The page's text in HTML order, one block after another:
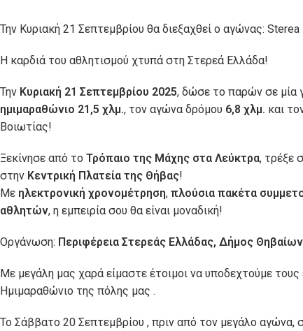
Την Κυριακή 21 Σεπτεμβρίου θα διεξαχθεί ο αγώνας:
Η καρδιά του αθλητισμού χτυπά στη Στερεά Ελλάδα!
Την Κυριακή 21 Σεπτεμβρίου 2025, δώσε το παρών σε μία
ημιμαραθώνιο 21,5 χλμ., τον αγώνα δρόμου 6,8 χλμ. και
Βοιωτίας!
Ξεκίνησε από το Τρόπαιο της Μάχης στα Λεύκτρα, τρέξε
στην Κεντρική Πλατεία της Θήβας!
Με ηλεκτρονική χρονομέτρηση, πλούσια πακέτα
αθλητών, η εμπειρία σου θα είναι μοναδική!
Οργάνωση: Περιφέρεια Στερεάς Ελλάδας, Δήμος
Με μεγάλη μας χαρά είμαστε έτοιμοι να υποδεχτούμε
Ημιμαραθώνιο της πόλης μας .
Το Σάββατο 20 Σεπτεμβρίου , πριν από τον μεγάλο αγώνα,